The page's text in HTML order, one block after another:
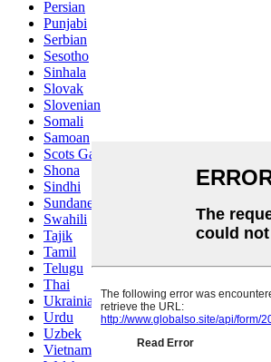
Persian
Punjabi
Serbian
Sesotho
Sinhala
Slovak
Slovenian
Somali
Samoan
Scots Gaelic
Shona
Sindhi
Sundanese
Swahili
Tajik
Tamil
Telugu
Thai
Ukrainian
Urdu
Uzbek
Vietnamese